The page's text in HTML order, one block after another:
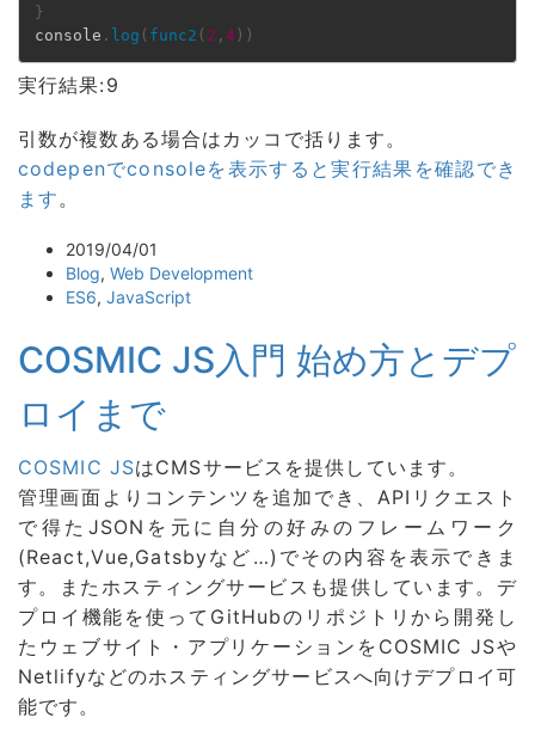
}
console . log ( func2 ( 2 , 4 ) )
実行結果:9
引数が複数ある場合はカッコで括ります。
codepenでconsoleを表示すると実行結果を確認でき
ます。
2019/04/01
Blog, Web Development
ES6, JavaScript
COSMIC JS入門 始め方とデプ
ロイまで
COSMIC JSはCMSサービスを提供しています。
管理画面よりコンテンツを追加でき、APIリクエスト
で得たJSONを元に自分の好みのフレームワーク
(React,Vue,Gatsbyなど…)でその内容を表示できま
す。またホスティングサービスも提供しています。デ
プロイ機能を使ってGitHubのリポジトリから開発し
たウェブサイト・アプリケーションをCOSMIC JSや
Netlifyなどのホスティングサービスへ向けデプロイ可
能です。